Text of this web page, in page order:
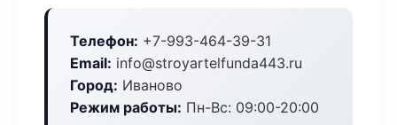
Телефон: +7-993-464-39-31
Email: info@stroyartelfunda443.ru
Город: Иваново
Режим работы: Пн-Вс: 09:00-20:00